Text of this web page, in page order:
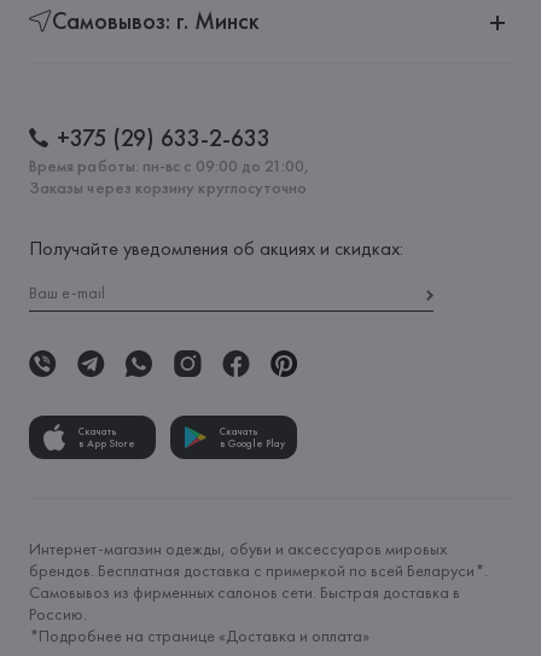
Самовывоз: г. Минск
+375 (29) 633-2-633
Время работы: пн-вс с 09:00 до 21:00,
Заказы через корзину круглосуточно
Получайте уведомления об акциях и скидках:
Скачать
в App Store
Скачать
в Google Play
Интернет-магазин одежды, обуви и аксессуаров мировых
брендов. Бесплатная доставка с примеркой по всей Беларуси*.
Самовывоз из фирменных салонов сети. Быстрая доставка в
Россию.
*Подробнее на странице «Доставка и оплата»